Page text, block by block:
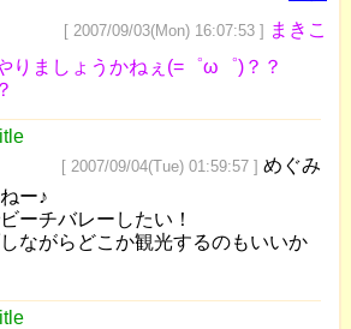
[ 2007/09/03(Mon) 16:07:53 ] まきこ
りましょうかねぇ(=゜ω゜)？？
[ 2007/09/04(Tue) 01:59:57 ] めぐみ
ー♪
ーチバレーしたい！
しながらどこか観光するのもいいか